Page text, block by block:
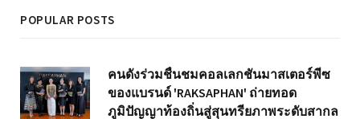
POPULAR POSTS
คนดังร่วมชื่นชมคอลเลกชันมาสเตอร์พีซ
ของแบรนด์ 'RAKSAPHAN' ถ่ายทอด
ภูมิปัญญาท้องถิ่นสู่สุนทรียภาพระดับสากล